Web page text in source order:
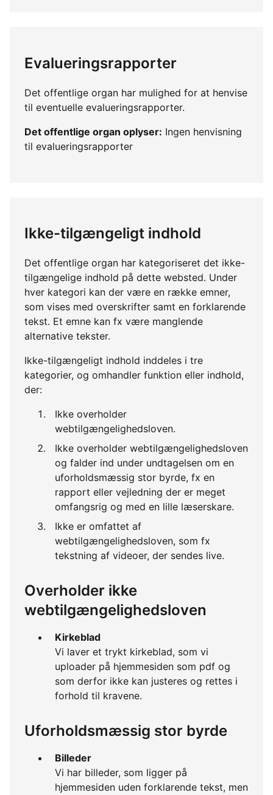
Evalueringsrapporter
Det offentlige organ har mulighed for at henvise
til eventuelle evalueringsrapporter.
Det offentlige organ oplyser: Ingen henvisning
til evalueringsrapporter
Ikke-tilgængeligt indhold
Det offentlige organ har kategoriseret det ikke-
tilgængelige indhold på dette websted. Under
hver kategori kan der være en række emner,
som vises med overskrifter samt en forklarende
tekst. Et emne kan fx være manglende
alternative tekster.
Ikke-tilgængeligt indhold inddeles i tre
kategorier, og omhandler funktion eller indhold,
der:
Ikke overholder
webtilgængelighedsloven.
Ikke overholder webtilgængelighedsloven
og falder ind under undtagelsen om en
uforholdsmæssig stor byrde, fx en
rapport eller vejledning der er meget
omfangsrig og med en lille læserskare.
Ikke er omfattet af
webtilgængelighedsloven, som fx
tekstning af videoer, der sendes live.
Overholder ikke
webtilgængelighedsloven
Kirkeblad
Vi laver et trykt kirkeblad, som vi
uploader på hjemmesiden som pdf og
som derfor ikke kan justeres og rettes i
forhold til kravene.
Uforholdsmæssig stor byrde
Billeder
Vi har billeder, som ligger på
hjemmesiden uden forklarende tekst, men